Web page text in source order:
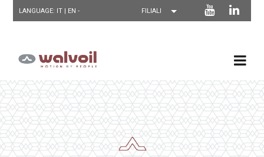
LANGUAGE: IT | EN-